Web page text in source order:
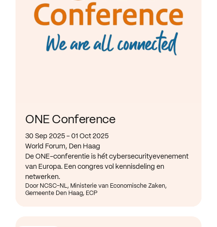
ONE Conference
30 Sep 2025 - 01 Oct 2025
World Forum, Den Haag
De ONE-conferentie is hét cybersecurityevenement
van Europa. Een congres vol kennisdeling en
netwerken.
Door NCSC-NL, Ministerie van Economische Zaken,
Gemeente Den Haag, ECP